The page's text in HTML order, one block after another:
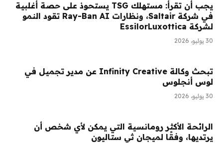
يجب أن تقرأ: مستهلك TSG يستحوذ على حصة أغلبية
في شركة Saltair، ونظارات Ray-Ban AI تقود النمو
لشركة EssilorLuxottica
30 يوليو، 2026
تبحث وكالة Infinity Creative عن مدير تجميل في
لوس أنجلوس
30 يوليو، 2026
الرائحة الأكثر رومانسية التي يمكن لأي شخص أن
يرتديها، وفقًا لميجان ثي ستاليون